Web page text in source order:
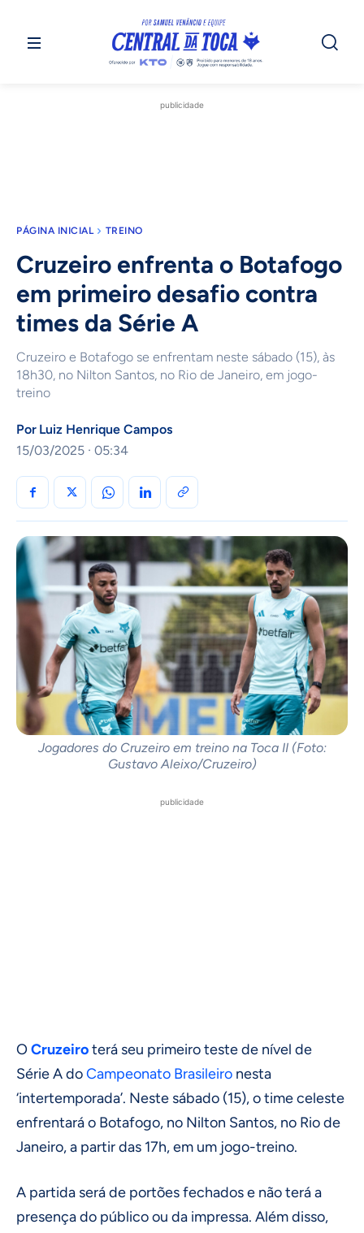
publicidade
PÁGINA INICIAL TREINO
Cruzeiro enfrenta o Botafogo
em primeiro desafio contra
times da Série A
Cruzeiro e Botafogo se enfrentam neste sábado (15), às
18h30, no Nilton Santos, no Rio de Janeiro, em jogo-
treino
Por Luiz Henrique Campos
15/03/2025 · 05:34
Jogadores do Cruzeiro em treino na Toca II (Foto:
Gustavo Aleixo/Cruzeiro)
publicidade
OCruzeiroterá seu primeiro teste de nível de
Série A doCampeonato Brasileiro nesta
‘intertemporada’. Neste sábado (15), o time celeste
enfrentará o Botafogo, no Nilton Santos, no Rio de
Janeiro, a partir das 17h, em um jogo-treino.
A partida será de portões fechados e não terá a
presença do público ou da impressa. Além disso,